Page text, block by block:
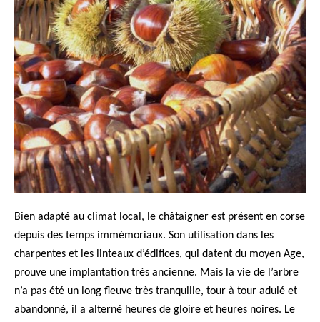
Bien adapté au climat local, le châtaigner est présent en corse
depuis des temps immémoriaux. Son utilisation dans les
charpentes et les linteaux d’édifices, qui datent du moyen Age,
prouve une implantation très ancienne. Mais la vie de l’arbre
n’a pas été un long fleuve très tranquille, tour à tour adulé et
abandonné, il a alterné heures de gloire et heures noires. Le